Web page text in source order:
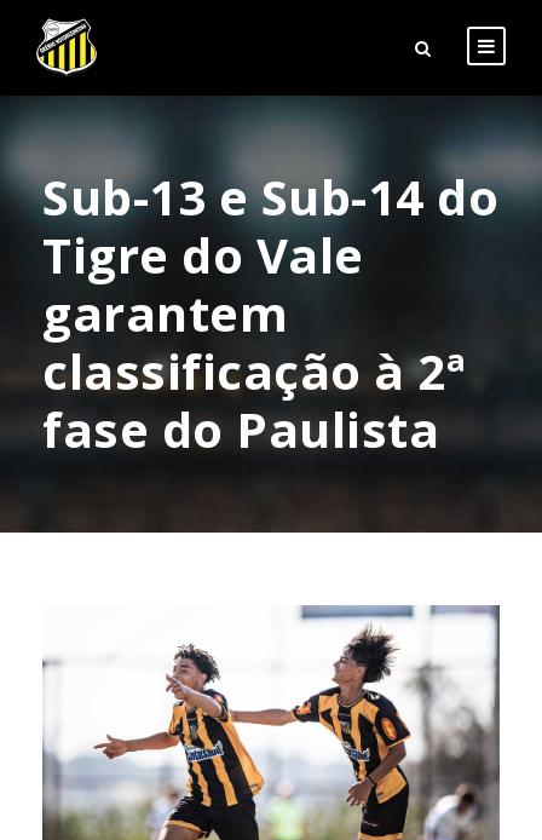
Sub-13 e Sub-14 do
Tigre do Vale
garantem
classificação à 2ª
fase do Paulista